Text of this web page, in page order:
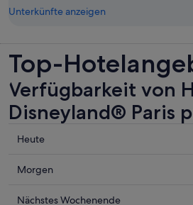
Unterkünfte anzeigen
Top-
Verfügbarkeit von
Disneyland® Paris
Prüfe
Preise
Disneyland®
Heute
Prüfe
Preise
Morgen
Prüfe
Nächstes Wochenende